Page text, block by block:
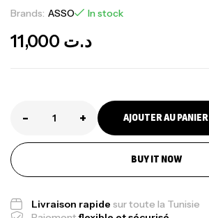
Brands: ASSO In stock
د.ت
- + AJOUTER AU PANIER
BUY IT NOW
Livraison rapide sur toute la Tunisie
1.83m 120/250gr 30kg